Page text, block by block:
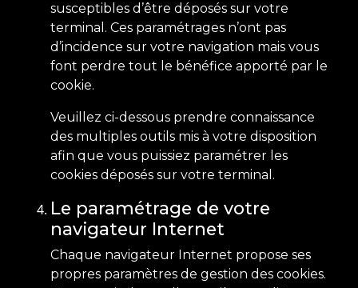
susceptibles d’être déposés sur votre
terminal. Ces paramétrages n’ont pas
d’incidence sur votre navigation mais vous
font perdre tout le bénéfice apporté par le
cookie.
Veuillez ci-dessous prendre connaissance
des multiples outils mis à votre disposition
afin que vous puissiez paramétrer les
cookies déposés sur votre terminal.
Le paramétrage de votre
navigateur Internet
Chaque navigateur Internet propose ses
propres paramètres de gestion des cookies.